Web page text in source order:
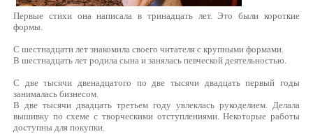
Первые стихи она написала в тринадцать лет. Это были короткие
формы.
С шестнадцати лет знакомила своего читателя с крупными формами.
В шестнадцать лет родила сына и занялась певческой деятельностью.
С две тысячи двенадцатого по две тысячи двадцать первый годы
занималась бизнесом.
В две тысячи двадцать третьем году увлеклась рукоделием. Делала
вышивку по схеме с творческими отступлениями. Некоторые работы
доступны для покупки.